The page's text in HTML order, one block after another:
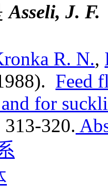
Asseli, J. F.
R. N.,
Feed
for
313-320.